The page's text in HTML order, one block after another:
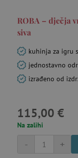
ROBA – dječja
siva
kuhinja za igru
jednostavno
izrađeno od
115,00 €
Na zalihi
+
-